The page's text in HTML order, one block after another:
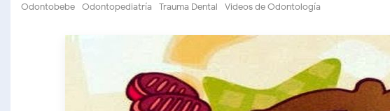
Odontobebe Odontopediatría Trauma Dental Videos de Odontología